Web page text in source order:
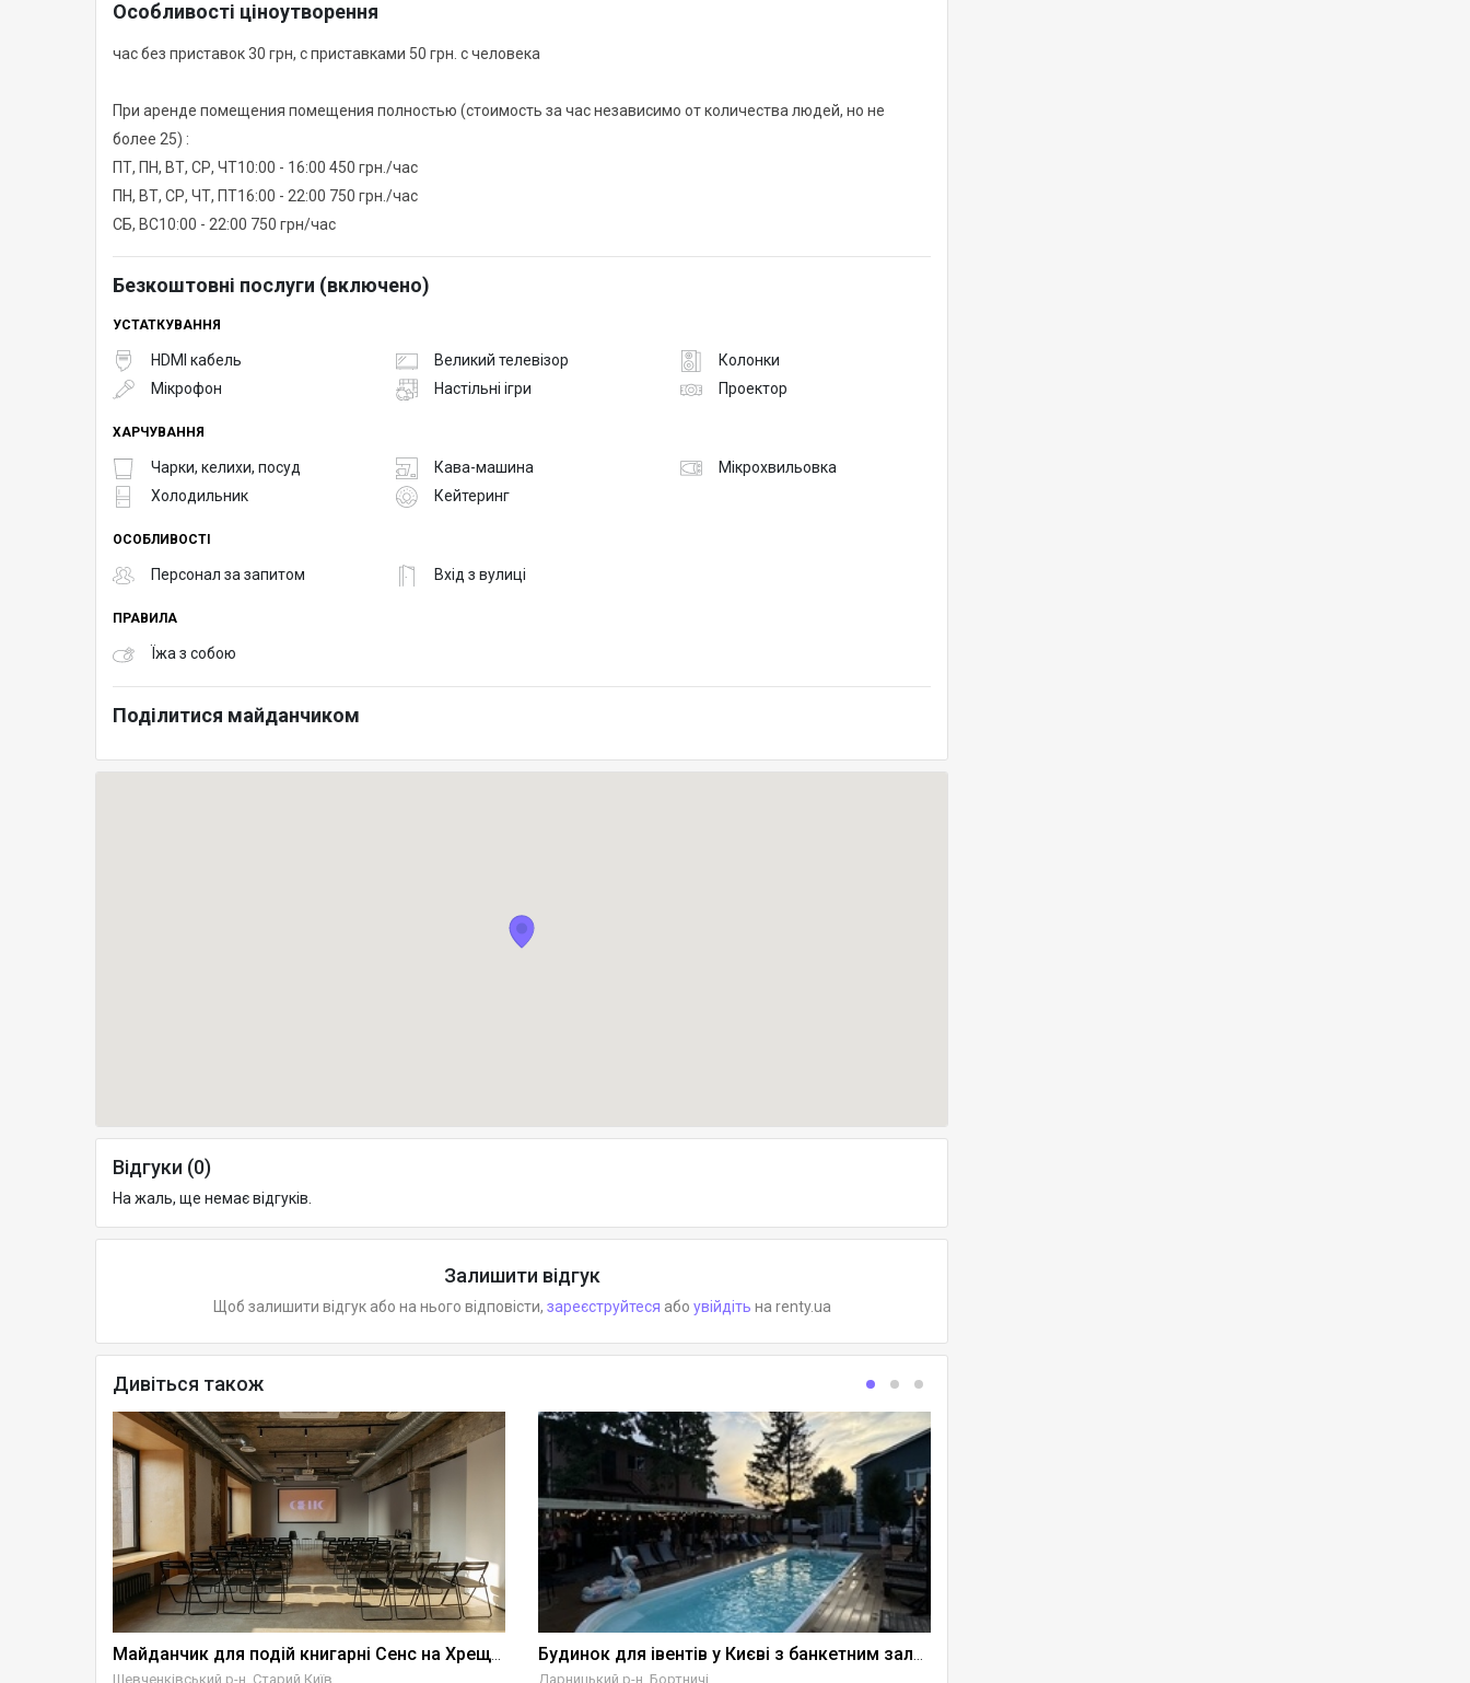
Особливості ціноутворення
час без приставок 30 грн, с приставками 50 грн. с человека
При аренде помещения помещения полностью (стоимость за час независимо от количества людей, но не
более 25) :
ПТ, ПН, ВТ, СР, ЧТ10:00 - 16:00 450 грн./час
ПН, ВТ, СР, ЧТ, ПТ16:00 - 22:00 750 грн./час
СБ, ВС10:00 - 22:00 750 грн/час
Безкоштовні послуги (включено)
УСТАТКУВАННЯ
HDMI кабель Великий телевізор
Колонки
Мікрофон
Настільні ігри Проектор
ХАРЧУВАННЯ
Чарки, келихи, посуд Кава-машина
Мікрохвильовка
Холодильник
Кейтеринг
ОСОБЛИВОСТІ
Персонал за запитом Вхід з вулиці
ПРАВИЛА
Їжа з собою
Поділитися майданчиком
Відгуки (0)
На жаль, ще немає відгуків.
Залишити відгук
Щоб залишити відгук або на нього відповісти, зареєструйтеся або увійдіть на renty.ua
Дивіться також
Шевченківський р-н, Старий Київ Дарницький р-н, Бортничі